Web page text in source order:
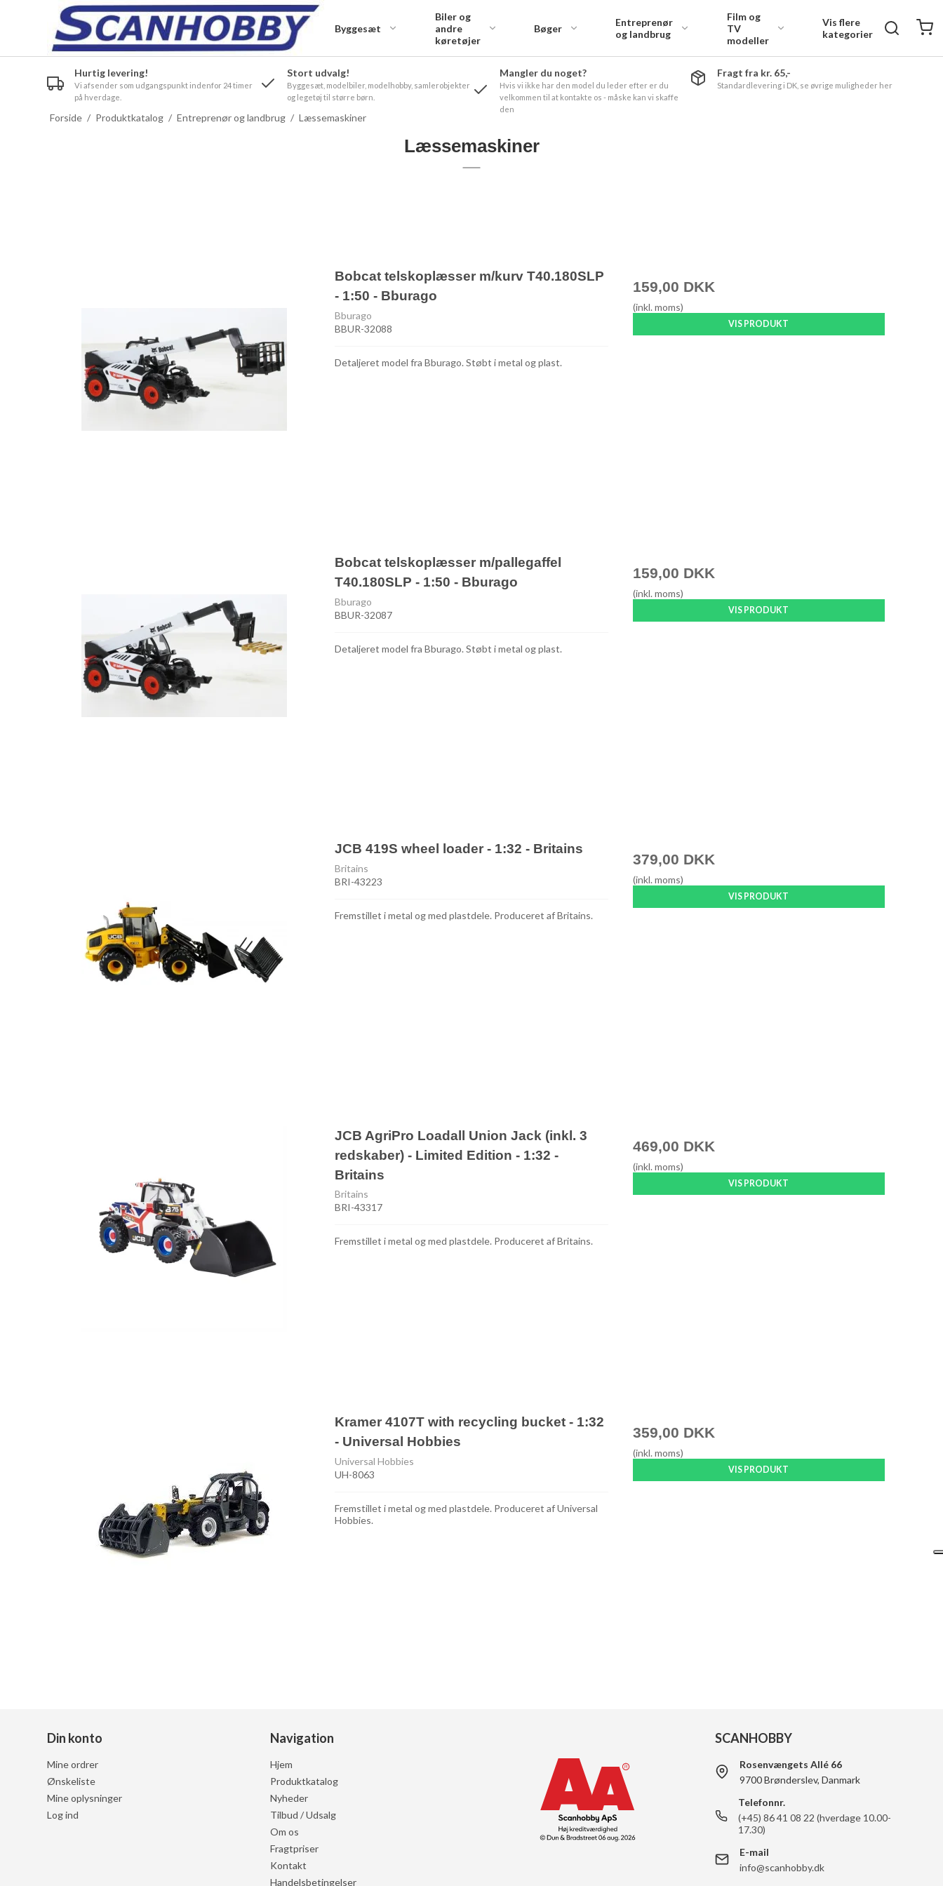
Byggesæt
Biler og
andre
køretøjer
Bøger
Entreprenør
og landbrug
Film og
TV
modeller
Vis flere
kategorier
Hurtig levering!
Vi afsender som udgangspunkt indenfor 24 timer
på hverdage.
Stort udvalg!
Byggesæt, modelbiler, modelhobby, samlerobjekter
og legetøj til større børn.
Mangler du noget?
Hvis vi ikke har den model du leder efter er du
velkommen til at kontakte os - måske kan vi skaffe
den
Fragt fra kr. 65,-
Standardlevering i DK, se øvrige muligheder her
Forside / Produktkatalog / Entreprenør og landbrug / Læssemaskiner
Læssemaskiner
Bobcat telskoplæsser m/kurv T40.180SLP
- 1:50 - Bburago
Bburago
BBUR-32088
Detaljeret model fra Bburago. Støbt i metal og plast.
159,00 DKK
(inkl. moms)
VIS PRODUKT
Bobcat telskoplæsser m/pallegaffel
T40.180SLP - 1:50 - Bburago
Bburago
BBUR-32087
Detaljeret model fra Bburago. Støbt i metal og plast.
159,00 DKK
(inkl. moms)
VIS PRODUKT
JCB 419S wheel loader - 1:32 - Britains
Britains
BRI-43223
Fremstillet i metal og med plastdele. Produceret af Britains.
379,00 DKK
(inkl. moms)
VIS PRODUKT
JCB AgriPro Loadall Union Jack (inkl. 3
redskaber) - Limited Edition - 1:32 -
Britains
Britains
BRI-43317
Fremstillet i metal og med plastdele. Produceret af Britains.
469,00 DKK
(inkl. moms)
VIS PRODUKT
Kramer 4107T with recycling bucket - 1:32
- Universal Hobbies
Universal Hobbies
UH-8063
Fremstillet i metal og med plastdele. Produceret af Universal
Hobbies.
359,00 DKK
(inkl. moms)
VIS PRODUKT
Din konto
Mine ordrer
Ønskeliste
Mine oplysninger
Log ind
Navigation
Hjem
Produktkatalog
Nyheder
Tilbud / Udsalg
Om os
Fragtpriser
Kontakt
Handelsbetingelser
SCANHOBBY
Rosenvængets Allé 66
9700 Brønderslev, Danmark
Telefonnr.
(+45) 86 41 08 22 (hverdage 10.00-
17.30)
E-mail
info@scanhobby.dk